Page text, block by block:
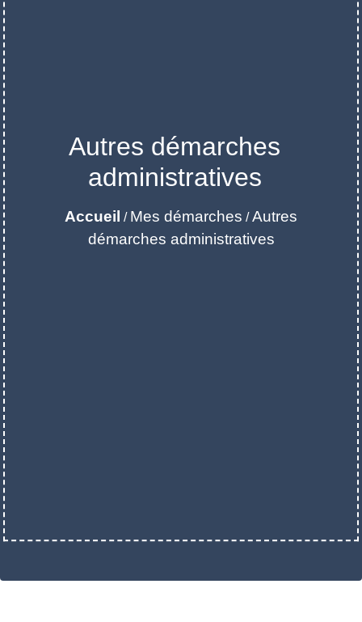
Autres démarches
administratives
Accueil / Mes démarches /Autres
démarches administratives